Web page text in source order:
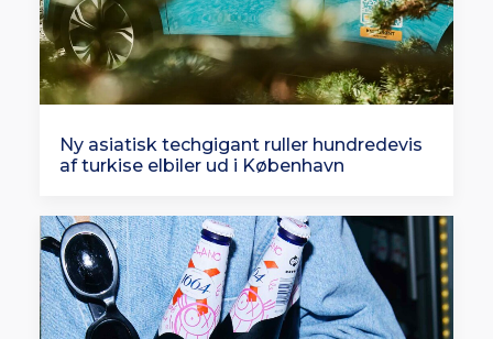
Ny asiatisk techgigant ruller hundredevis
af turkise elbiler ud i København